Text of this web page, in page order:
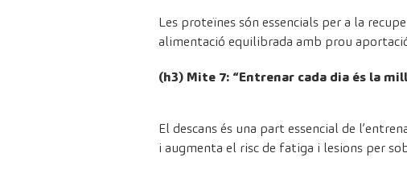
Les proteïnes són essencials per a la
alimentació equilibrada amb prou
(h3) Mite 7: “Entrenar cada dia és la
El descans és una part essencial de
i augmenta el risc de fatiga i lesions per